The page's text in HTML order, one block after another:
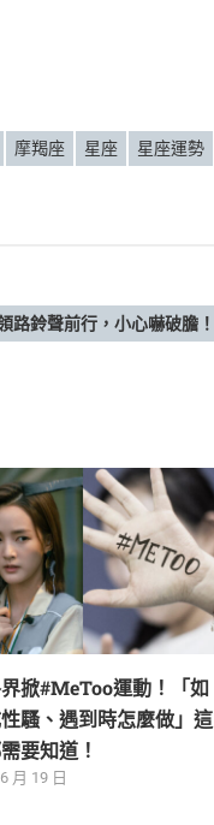
摩羯座 星座
星座運勢
路鈴聲前行，小心嚇破膽！
掀#MeToo運動！「如
騷、遇到時怎麼做」這
要知道！
月 19 日